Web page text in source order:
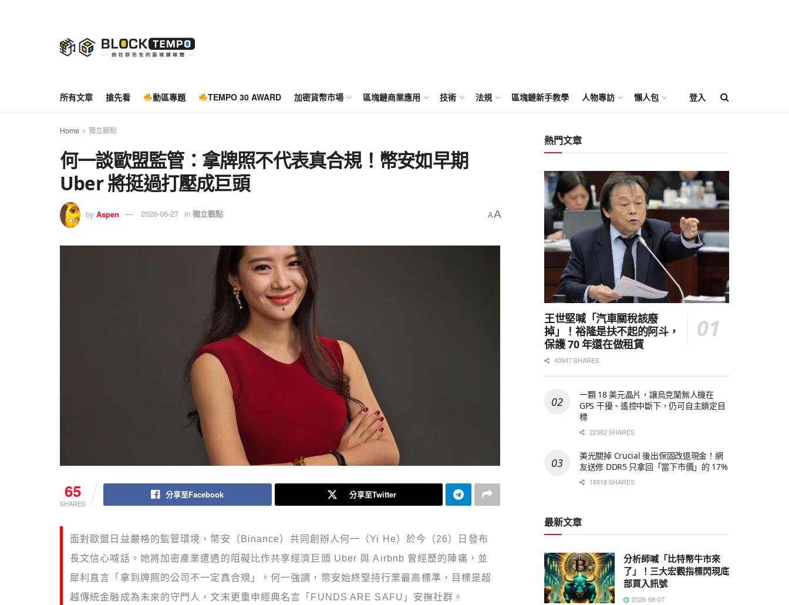
所有文章 搶先看 動區專題 TEMPO 30 AWARD 加密貨幣市場 區塊鏈商業應用 技術 法規 區塊鏈新手教學 人物專訪 懶人包 登入
Home 獨立觀點
何一談歐盟監管：拿牌照不代表真合規！幣安如早期
Uber 將挺過打壓成巨頭
by Aspen 2026-06-27 in 獨立觀點 AA
65
SHARES
分享至Facebook 分享至Twitter
面對歐盟日益嚴格的監管環境，幣安（Binance）共同創辦人何一（Yi He）於今（26）日發布
長文信心喊話。她將加密產業遭遇的阻礙比作共享經濟巨頭 Uber 與 Airbnb 曾經歷的陣痛，並
犀利直言「拿到牌照的公司不一定真合規」。何一強調，幣安始終堅持行業最高標準，目標是超
越傳統金融成為未來的守門人，文末更重申經典名言「FUNDS ARE SAFU」安撫社群。
熱門文章
王世堅喊「汽車關稅該廢
掉」！裕隆是扶不起的阿斗，
保護 70 年還在做租賃
40947 SHARES
一顆 18 美元晶片，讓烏克蘭無人機在
GPS 干擾、遙控中斷下，仍可自主鎖定目
標
22382 SHARES
美光關掉 Crucial 後出保固改退現金！網
友送修 DDR5 只拿回「當下市價」的 17%
16918 SHARES
最新文章
分析師喊「比特幣牛市來
了」！三大宏觀指標閃現底
部買入訊號
2026-08-07